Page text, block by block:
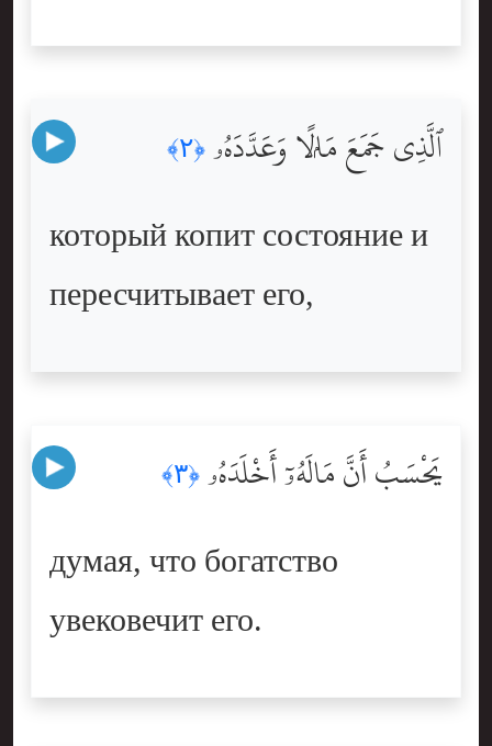
ٱلَّذِى جَمَعَ مَالًۭا وَعَدَّدَهُۥ ﴿٢﴾
который копит состояние и
пересчитывает его,
يَحْسَبُ أَنَّ مَالَهُۥٓ أَخْلَدَهُۥ ﴿٣﴾
думая, что богатство
увековечит его.